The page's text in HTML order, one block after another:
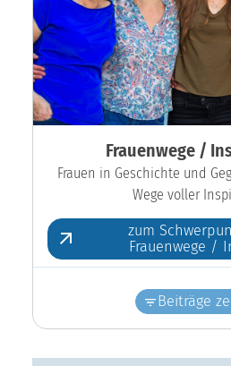
Frauenwege /
Frauen in Geschichte und
Wege voller
zum
Frauenwege /
Beiträge